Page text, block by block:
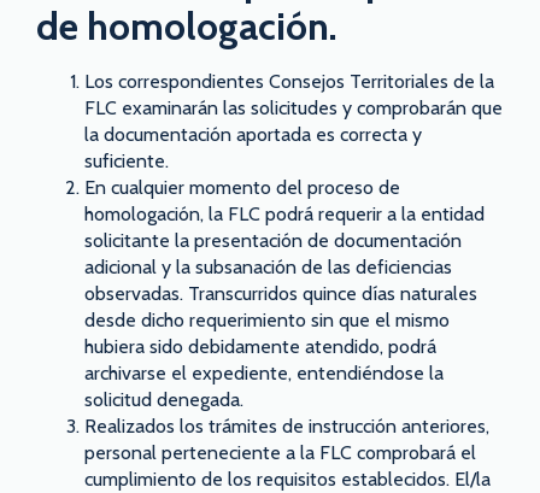
de homologación.
Los correspondientes Consejos Territoriales de la
FLC examinarán las solicitudes y comprobarán que
la documentación aportada es correcta y
suficiente.
En cualquier momento del proceso de
homologación, la FLC podrá requerir a la entidad
solicitante la presentación de documentación
adicional y la subsanación de las deficiencias
observadas. Transcurridos quince días naturales
desde dicho requerimiento sin que el mismo
hubiera sido debidamente atendido, podrá
archivarse el expediente, entendiéndose la
solicitud denegada.
Realizados los trámites de instrucción anteriores,
personal perteneciente a la FLC comprobará el
cumplimiento de los requisitos establecidos. El/la